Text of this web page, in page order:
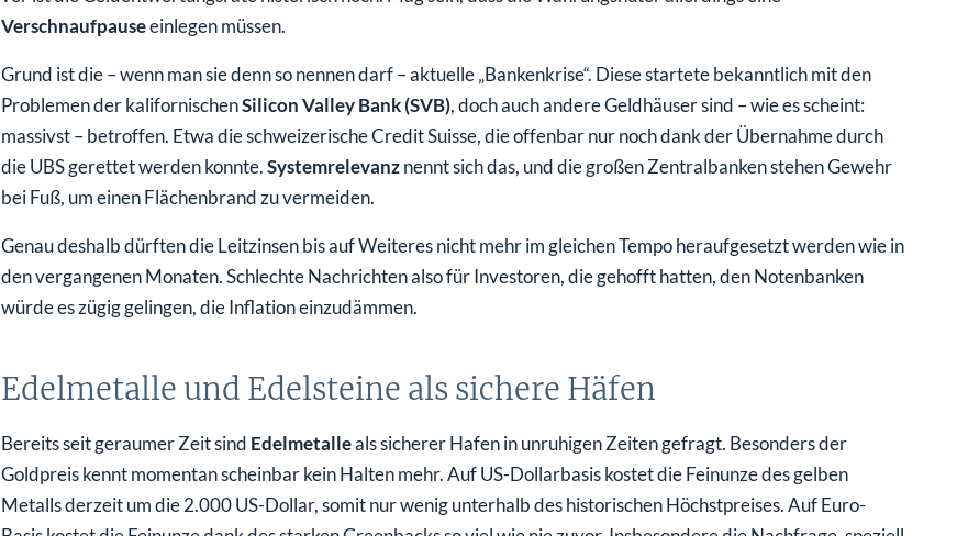
Verschnaufpause
einlegen müssen.
Grund ist die – wenn man sie denn so nennen darf – aktuelle „Bankenkrise“. Diese startete bekanntlich mit den
Problemen der kalifornischen
Silicon Valley Bank (SVB) , doch auch andere Geldhäuser sind – wie es scheint:
massivst – betroffen. Etwa die schweizerische Credit Suisse, die offenbar nur noch dank der Übernahme durch
die UBS gerettet werden konnte.
Systemrelevanz
nennt sich das, und die großen Zentralbanken stehen Gewehr
bei Fuß, um einen Flächenbrand zu vermeiden.
Genau deshalb dürften die Leitzinsen bis auf Weiteres nicht mehr im gleichen Tempo heraufgesetzt werden wie in
den vergangenen Monaten. Schlechte Nachrichten also für Investoren, die gehofft hatten, den Notenbanken
würde es zügig gelingen, die Inflation einzudämmen.
Edelmetalle und Edelsteine als sichere Häfen
Bereits seit geraumer Zeit sind Edelmetalle
als sicherer Hafen in unruhigen Zeiten gefragt. Besonders der
Goldpreis kennt momentan scheinbar kein Halten mehr. Auf US-Dollarbasis kostet die Feinunze des gelben
Metalls derzeit um die 2.000 US-Dollar, somit nur wenig unterhalb des historischen Höchstpreises. Auf Euro-
Basis kostet die Feinunze dank des starken Greenbacks so viel wie nie zuvor. Insbesondere die Nachfrage, speziell